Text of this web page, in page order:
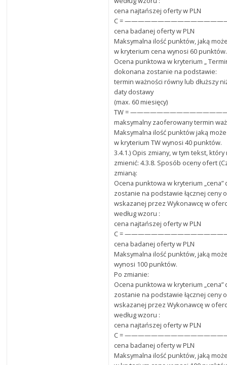
cena najtańszej oferty w PLN
C = ————————————————
cena badanej oferty w PLN
Maksymalna ilość punktów, jaką
w kryterium cena wynosi 60 punktów.
Ocena punktowa w kryterium „
dokonana zostanie na podstawie:
termin ważności równy lub dłuższy
daty dostawy
(max. 60 miesięcy)
TW =
maksymalny zaoferowany termin
Maksymalna ilość punktów jaką
w kryterium TW wynosi 40 punktów.
3.4.1.) Opis zmiany, w tym tekst,
zmienić: 4.3.8. Sposób oceny ofert
zmianą:
Ocena punktowa w kryterium „cena”
zostanie na podstawie łącznej ceny
wskazanej przez Wykonawcę w
według wzoru :
cena najtańszej oferty w PLN
C = ———————————————— x
cena badanej oferty w PLN
Maksymalna ilość punktów, jaką
wynosi 100 punktów.
Po zmianie:
Ocena punktowa w kryterium „cena”
zostanie na podstawie łącznej ceny
wskazanej przez Wykonawcę w
według wzoru :
cena najtańszej oferty w PLN
C = ———————————————— x
cena badanej oferty w PLN
Maksymalna ilość punktów, jaką